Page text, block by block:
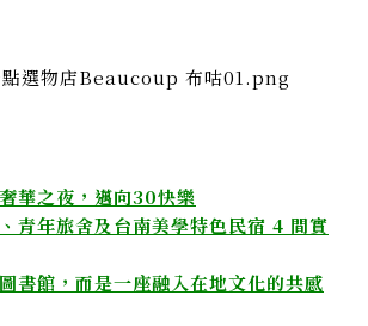
華之夜，邁向30快樂
青年旅舍及台南美學特色民宿 4 間實
書館，而是一座融入在地文化的共感